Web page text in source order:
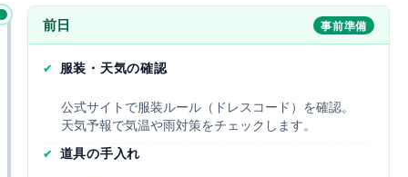
前日 事前準備
服装・天気の確認
公式サイトで服装ルール（ドレスコード）を確認。
天気予報で気温や雨対策をチェックします。
道具の手入れ